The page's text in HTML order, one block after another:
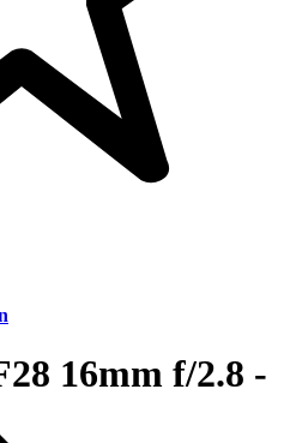
16mm f/2.8 -